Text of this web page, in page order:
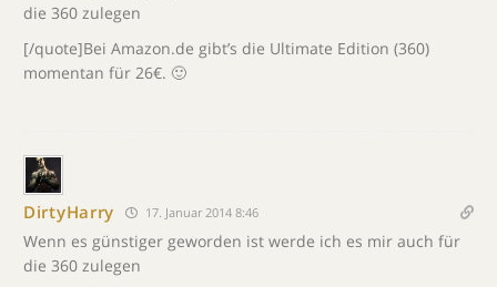
die 360 zulegen
[/quote]Bei Amazon.de gibt’s die Ultimate Edition (360)
momentan für 26€. 🙂
DirtyHarry 17. Januar 2014 8:46
Wenn es günstiger geworden ist werde ich es mir auch für
die 360 zulegen